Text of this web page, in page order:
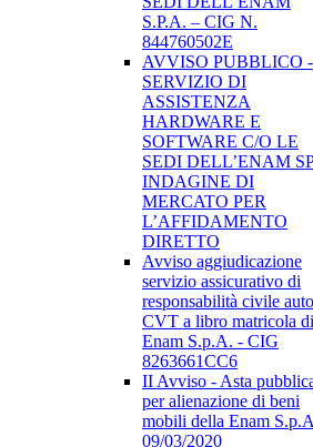
S.P.A. – CIG N.
844760502E
AVVISO PUBBLICO -
SERVIZIO DI
ASSISTENZA
HARDWARE E
SOFTWARE C/O LE
SEDI DELL’ENAM
INDAGINE DI
MERCATO PER
L’AFFIDAMENTO
DIRETTO
Avviso aggiudicazione
servizio assicurativo di
responsabilità civile
CVT a libro matricola di
Enam S.p.A. - CIG
8263661CC6
II Avviso - Asta
per alienazione di beni
mobili della Enam
09/03/2020